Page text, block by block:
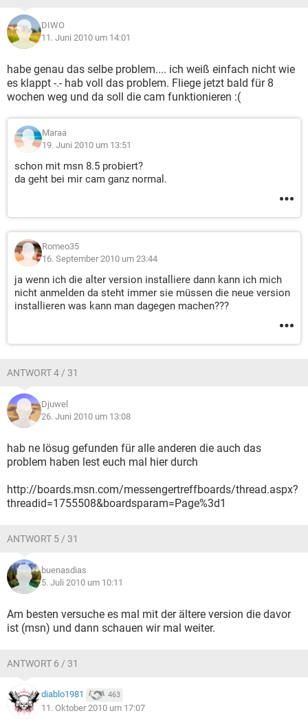
DIWO
11. Juni 2010 um 14:01
habe genau das selbe problem.... ich weiß einfach nicht wie
es klappt -.- hab voll das problem. Fliege jetzt bald für 8
wochen weg und da soll die cam funktionieren :(
Maraa
19. Juni 2010 um 13:51
schon mit msn 8.5 probiert?
da geht bei mir cam ganz normal.
Romeo35
16. September 2010 um 23:44
ja wenn ich die alter version installiere dann kann ich mich
nicht anmelden da steht immer sie müssen die neue version
installieren was kann man dagegen machen???
ANTWORT 4 / 31
Djuwel
26. Juni 2010 um 13:08
hab ne lösug gefunden für alle anderen die auch das
problem haben lest euch mal hier durch
http://boards.msn.com/messengertreffboards/thread.aspx?
threadid=1755508&boardsparam=Page%3d1
ANTWORT 5 / 31
buenasdias
5. Juli 2010 um 10:11
Am besten versuche es mal mit der ältere version die davor
ist (msn) und dann schauen wir mal weiter.
ANTWORT 6 / 31
diablo1981 463
11. Oktober 2010 um 17:07